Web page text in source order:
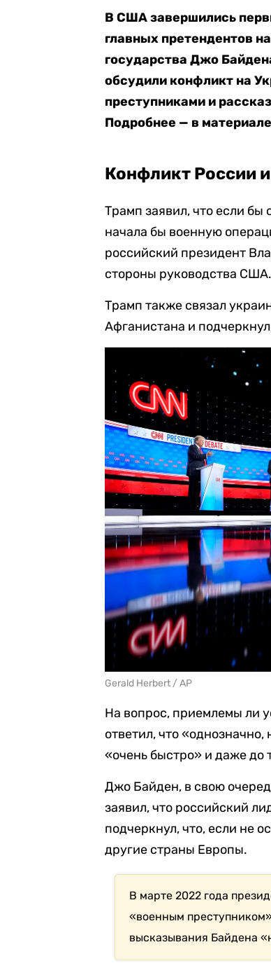
В США завершились
главных претендентов
государства Джо
обсудили конфликт на
преступниками и
Подробнее — в
Конфликт России
Трамп заявил, что если бы
начала бы военную
российский президент
стороны руководства США.
Трамп также связал
Афганистана и
Gerald Herbert / AP
На вопрос, приемлемы ли
ответил, что
«очень быстро» и даже до
Джо Байден, в свою
заявил, что российский
подчеркнул, что, если не
другие страны Европы.
В марте 2022 года
«военным
высказывания Байдена